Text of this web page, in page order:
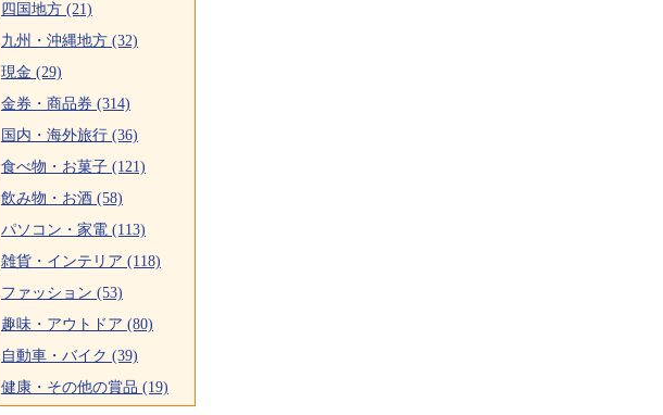
四国地方 (21)
九州・沖縄地方 (32)
現金 (29)
金券・商品券 (314)
国内・海外旅行 (36)
食べ物・お菓子 (121)
飲み物・お酒 (58)
パソコン・家電 (113)
雑貨・インテリア (118)
ファッション (53)
趣味・アウトドア (80)
自動車・バイク (39)
健康・その他の賞品 (19)